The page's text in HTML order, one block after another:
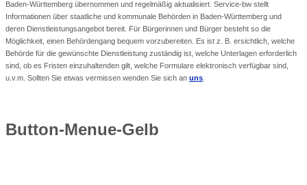
Baden-Württemberg übernommen und regelmäßig aktualisiert. Service-bw stellt
Informationen über staatliche und kommunale Behörden in Baden-Württemberg und
deren Dienstleistungsangebot bereit. Für Bürgerinnen und Bürger besteht so die
Möglichkeit, einen Behördengang bequem vorzubereiten. Es ist z. B. ersichtlich, welche
Behörde für die gewünschte Dienstleistung zuständig ist, welche Unterlagen erforderlich
sind, ob es Fristen einzuhaltenden gilt, welche Formulare elektronisch verfügbar sind,
u.v.m. Sollten Sie etwas vermissen wenden Sie sich an uns
Button-Menue-Gelb